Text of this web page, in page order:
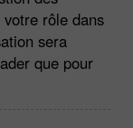
rôle dans
sera
que pour